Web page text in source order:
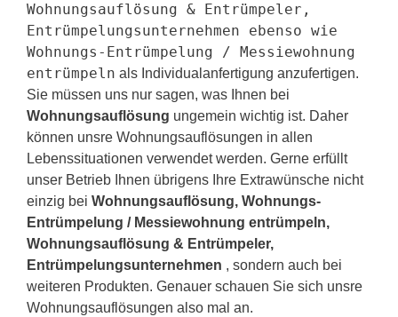
Wohnungsauflösung & Entrümpeler,
Entrümpelungsunternehmen ebenso wie
Wohnungs-Entrümpelung / Messiewohnung
entrümpeln als Individualanfertigung anzufertigen.
Sie müssen uns nur sagen, was Ihnen bei
Wohnungsauflösung ungemein wichtig ist. Daher
können unsre Wohnungsauflösungen in allen
Lebenssituationen verwendet werden. Gerne erfüllt
unser Betrieb Ihnen übrigens Ihre Extrawünsche nicht
einzig bei Wohnungsauflösung, Wohnungs-
Entrümpelung / Messiewohnung entrümpeln,
Wohnungsauflösung & Entrümpeler,
Entrümpelungsunternehmen , sondern auch bei
weiteren Produkten. Genauer schauen Sie sich unsre
Wohnungsauflösungen also mal an.